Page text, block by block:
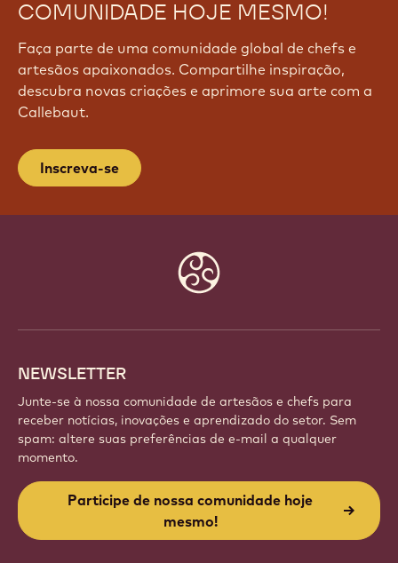
PARTICIPE DE NOSSA
Faça parte de uma comunidade global de chefs e
artesãos apaixonados. Compartilhe inspiração,
Callebaut.
Website
info